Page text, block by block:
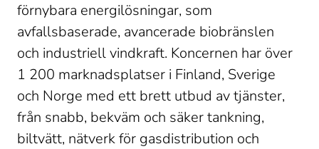
förnybara energilösningar, som
avfallsbaserade, avancerade biobränslen
och industriell vindkraft. Koncernen har över
1 200 marknadsplatser i Finland, Sverige
och Norge med ett brett utbud av tjänster,
från snabb, bekväm och säker tankning,
biltvätt, nätverk för gasdistribution och